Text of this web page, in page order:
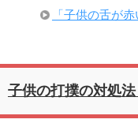
「子供の舌が
子供の打撲の対処